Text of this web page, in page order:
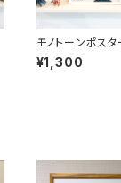
モノトーンポス
anova Tree 1
¥1,300